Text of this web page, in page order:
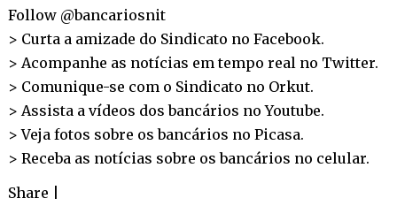
Follow @bancariosnit
> Curta a amizade do Sindicato no Facebook.
> Acompanhe as notícias em tempo real no Twitter.
> Comunique-se com o Sindicato no Orkut.
> Assista a vídeos dos bancários noYoutube.
> Veja fotos sobre os bancários no Picasa.
> Receba as notícias sobre os bancários no celular.
Share